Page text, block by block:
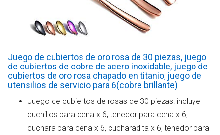
Juego de cubiertos de oro rosa de 30 piezas, juego
de cubiertos de cobre de acero inoxidable, juego de
cubiertos de oro rosa chapado en titanio, juego de
utensilios de servicio para 6(cobre brillante)
Juego de cubiertos de rosas de 30 piezas: incluye
cuchillos para cena x 6, tenedor para cena x 6,
cuchara para cena x 6, cucharadita x 6, tenedor para